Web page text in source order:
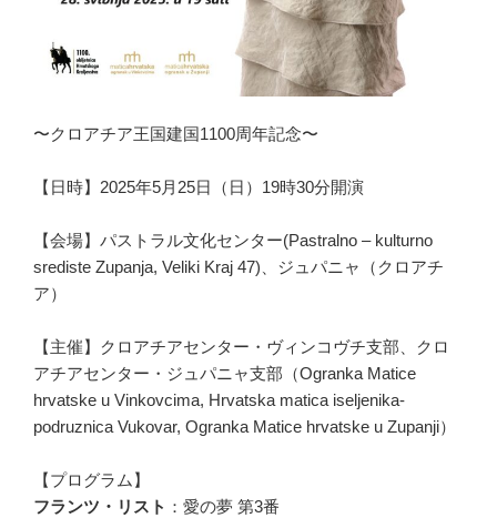
〜クロアチア王国建国1100周年記念〜
【日時】2025年5月25日（日）19時30分開演
【会場】パストラル文化センター(Pastralno – kulturno
srediste Zupanja, Veliki Kraj 47)、ジュパニャ（クロアチ
ア）
【主催】クロアチアセンター・ヴィンコヴチ支部、クロ
アチアセンター・ジュパニャ支部（Ogranka Matice
hrvatske u Vinkovcima, Hrvatska matica iseljenika-
podruznica Vukovar, Ogranka Matice hrvatske u Zupanji）
【プログラム】
フランツ・リスト ：愛の夢 第3番